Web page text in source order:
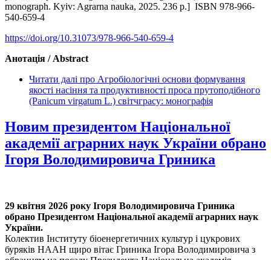
monograph. Kyiv: Agrarna nauka, 2025. 236 р.] ISBN 978-966-
540-659-4
https://doi.org/10.31073/978-966-540-659-4
Анотація / Abstract
Читати далі про Агробіологічні основи формування
якості насіння та продуктивності проса прутоподібного
(Panicum virgatum L.) світчграсу: монографія
Новим президентом Національної
академії аграрних наук України обрано
Ігоря Володимировича Гриника
29 квітня 2026 року Ігоря Володимировича Гриника
обрано Президентом Національної академії аграрних наук
України.
Колектив Інституту біоенергетичних культур і цукрових
буряків НААН щиро вітає Гриника Ігора Володимировича з